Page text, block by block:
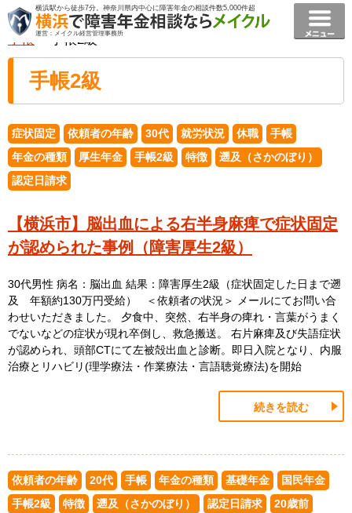
横浜駅から徒歩7分。神奈川県内中心に障害年金の相談件数5,000件超
運営：メイクル経営管理事務所
横浜で障害年金相談ならメイクル障害年金横浜 事例
手帳> 手帳2級
手帳2級
症状固定 依頼者の年齢 30代 就労状況 休職
手帳
年金の種類
厚生年金 手帳2級 特徴
遡及（さかのぼり）
認定日請求
【横浜市】脳出血による右半身麻痺で症状固定
が認められた事例（障害厚生2級）
30代男性 病名：脳出血 結果：障害厚生2級（症状固定した日まで遡
及 年額約130万円受給） ＜依頼者の状況＞ メールにてお問い合
わせいただきました。 夕食中、突然、右半身の痺れ・言葉がうまく
でないなどの症状が現れ卒倒し、救急搬送。 右片麻痺及び失語症状
が認められ、頭部CTにて左被殻出血と診断。即日入院となり、内服
治療とリハビリ(理学療法・作業療法・言語聴覚療法)を開始
続きを読む
依頼者の年齢 20代 手帳 年金の種類 基礎年金
国民年金
手帳2級
特徴 遡及（さかのぼり） 認定日請求 20歳前